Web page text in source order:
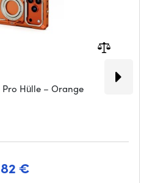
Hülle – Orange
82 €